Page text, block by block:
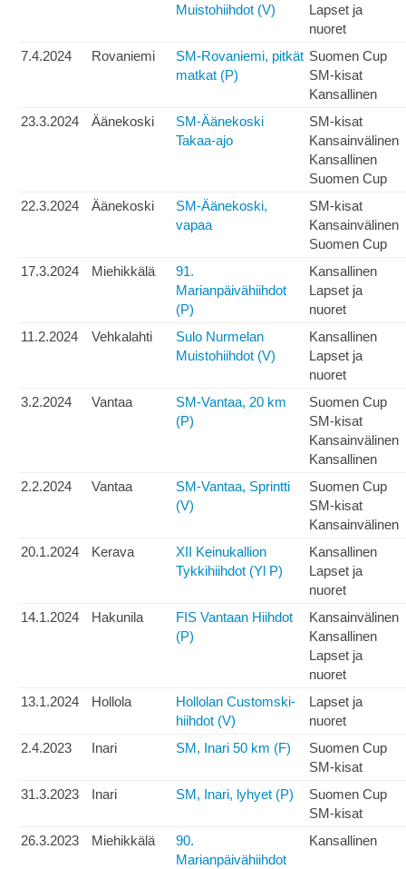
Muistohiihdot (V)
Lapset ja
nuoret
7.4.2024
Rovaniemi
SM-Rovaniemi, pitkät
matkat (P)
Suomen Cup
SM-kisat
Kansallinen
23.3.2024
Äänekoski
SM-Äänekoski
Takaa-ajo
SM-kisat
Kansainvälinen
Kansallinen
Suomen Cup
22.3.2024
Äänekoski
SM-Äänekoski,
vapaa
SM-kisat
Kansainvälinen
Suomen Cup
17.3.2024
Miehikkälä
91.
Marianpäivähiihdot
(P)
Kansallinen
Lapset ja
nuoret
11.2.2024
Vehkalahti
Sulo Nurmelan
Muistohiihdot (V)
Kansallinen
Lapset ja
nuoret
3.2.2024
Vantaa
SM-Vantaa, 20 km
(P)
Suomen Cup
SM-kisat
Kansainvälinen
Kansallinen
2.2.2024
Vantaa
SM-Vantaa, Sprintti
(V)
Suomen Cup
SM-kisat
Kansainvälinen
20.1.2024
Kerava
XII Keinukallion
Tykkihiihdot (Yl P)
Kansallinen
Lapset ja
nuoret
14.1.2024
Hakunila
FIS Vantaan Hiihdot
(P)
Kansainvälinen
Kansallinen
Lapset ja
nuoret
13.1.2024
Hollola
Hollolan Customski-
hiihdot (V)
Lapset ja
nuoret
2.4.2023
Inari SM, Inari 50 km (F)
Suomen Cup
SM-kisat
31.3.2023
Inari SM, Inari, lyhyet (P)
Suomen Cup
SM-kisat
26.3.2023
Miehikkälä
90.
Marianpäivähiihdot
Kansallinen